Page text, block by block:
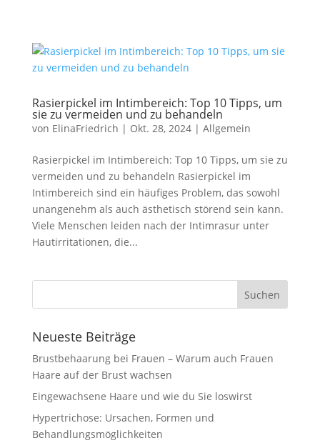
Rasierpickel im Intimbereich: Top 10 Tipps, um
sie zu vermeiden und zu behandeln
von ElinaFriedrich | Okt. 28, 2024| Allgemein
Rasierpickel im Intimbereich: Top 10 Tipps, um sie zu
vermeiden und zu behandeln Rasierpickel im
Intimbereich sind ein häufiges Problem, das sowohl
unangenehm als auch ästhetisch störend sein kann.
Viele Menschen leiden nach der Intimrasur unter
Hautirritationen, die...
Neueste Beiträge
Brustbehaarung bei Frauen – Warum auch Frauen
Haare auf der Brust wachsen
Eingewachsene Haare und wie du Sie loswirst
Hypertrichose: Ursachen, Formen und
Behandlungsmöglichkeiten